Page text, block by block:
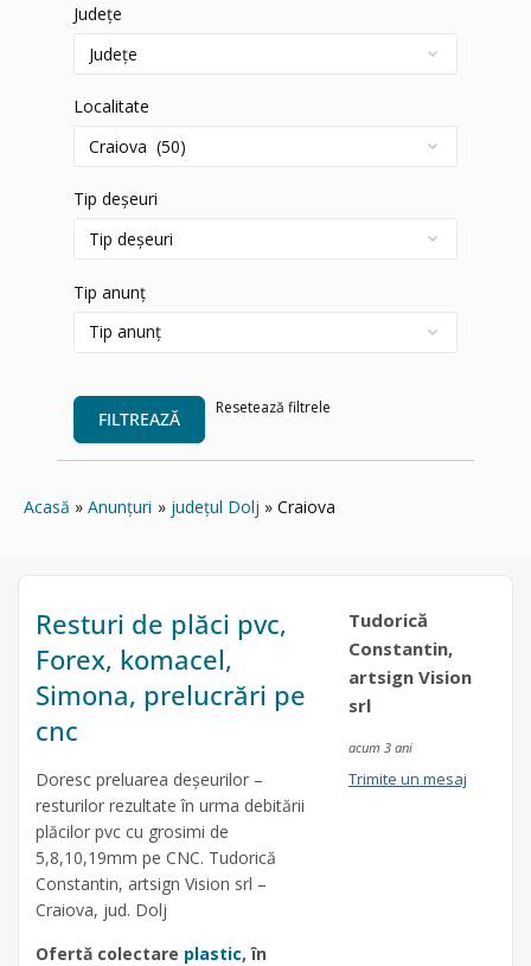
Județe
Localitate
Tip deșeuri
Tip anunț
FILTREAZĂ
Resetează filtrele
Acasă Anunțuri județul Dolj Craiova
Resturi de plăci pvc,
Forex, komacel,
Simona, prelucrări pe
cnc
Doresc preluarea deșeurilor –
resturilor rezultate în urma debitării
plăcilor pvc cu grosimi de
5,8,10,19mm pe CNC. Tudorică
Constantin, artsign Vision srl –
Craiova, jud. Dolj
Ofertă colectare plastic, în
Tudorică
Constantin,
artsign Vision
srl
acum 3 ani
Trimite un mesaj